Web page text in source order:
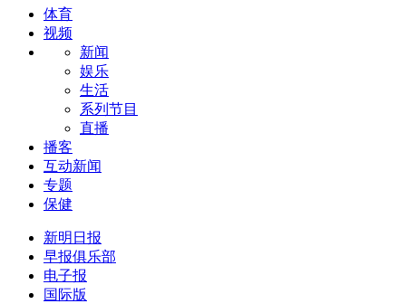
体育
视频
新闻
娱乐
生活
系列节目
直播
播客
互动新闻
专题
保健
新明日报
早报俱乐部
电子报
国际版